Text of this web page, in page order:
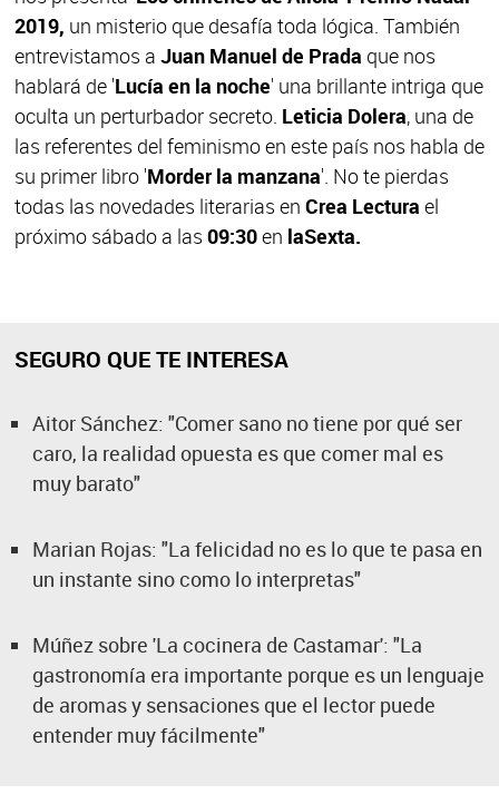
2019, un misterio que desafía toda lógica. También
entrevistamos a Juan Manuel de Prada que nos
hablará de 'Lucía en la noche' una brillante intriga que
oculta un perturbador secreto. Leticia Dolera, una de
las referentes del feminismo en este país nos habla de
su primer libro 'Morder la manzana'. No te pierdas
todas las novedades literarias en Crea Lectura el
próximo sábado a las 09:30en laSexta.
SEGURO QUE TE INTERESA
Aitor Sánchez: "Comer sano no tiene por qué ser
caro, la realidad opuesta es que comer mal es
muy barato"
Marian Rojas: "La felicidad no es lo que te pasa en
un instante sino como lo interpretas"
Múñez sobre 'La cocinera de Castamar': "La
gastronomía era importante porque es un lenguaje
de aromas y sensaciones que el lector puede
entender muy fácilmente"